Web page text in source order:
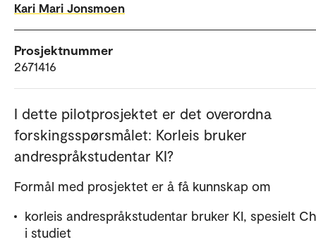
Kari Mari Jonsmoen
Prosjektnummer
2671416
I dette pilotprosjektet er det overordna
forskingsspørsmålet: Korleis bruker
andrespråkstudentar KI?
Formål med prosjektet er å få kunnskap om
korleis andrespråkstudentar bruker KI, spesielt
i studiet